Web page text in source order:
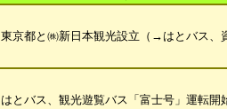
東京都と㈱新日本観光設立（→はとバス、
はとバス、観光遊覧バス「富士号」運転開